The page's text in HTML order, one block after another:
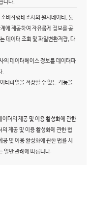
니다.
비자행태조사의 원시데이터, 통
에 제공하여 자유롭게 정보를 공
데이터 조회 및 파일변환저장, 다
의 데이터베이스 정보를 데이터파
.
터파일을 저장할 수 있는 기능을
터의 제공 및 이용 활성화에 관한
제공 및 이용 활성화에 관한 법
및 이용 활성화에 관한 법률 시
일반 관례에 따릅니다.